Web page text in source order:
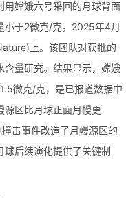
用嫦娥六号采回的月球背面
小于2微克/克。2025年4月
上。该团队对获批的
含量研究。结果显示，嫦娥
微克/克，是已报道数据中
源区比月球正面月幔更
击事件改造了月幔源区的
球后续演化提供了关键制